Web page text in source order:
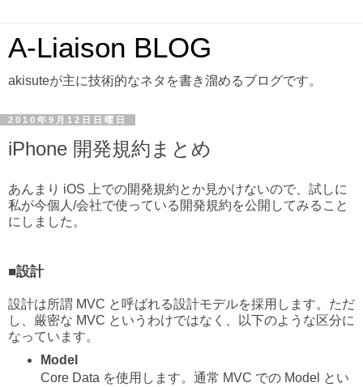
A-Liaison BLOG
akisuteが主に技術的なネタを書き溜めるブログです。
2010年9月12日日曜日
iPhone 開発規約まとめ
あんまり iOS 上での開発規約とか見かけないので、試しに
私が今個人/会社で使っている開発規約を公開してみること
にしました。
■設計
設計は所謂 MVC と呼ばれる設計モデルを採用します。ただ
し、厳密な MVC というわけではなく、以下のような区分に
なっています。
Model
Core Data を使用します。通常 MVC での Model とい